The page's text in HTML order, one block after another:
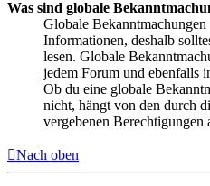
Was sind globale
Globale
Informationen, deshalb
lesen. Globale
jedem Forum und ebenfalls
Ob du eine globale
nicht, hängt von den durch
vergebenen Berechtigungen
Nach oben